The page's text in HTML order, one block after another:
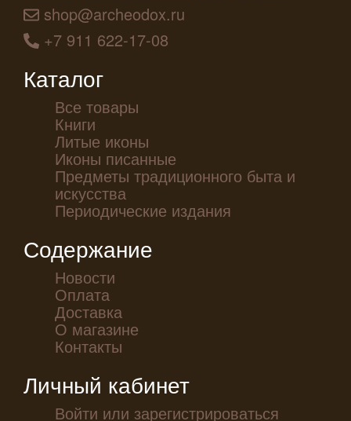
shop@archeodox.ru
+7 911 622-17-08
Каталог
Все товары
Книги
Литые иконы
Иконы писанные
Предметы традиционного быта и
искусства
Периодические издания
Содержание
Новости
Оплата
Доставка
О магазине
Контакты
Личный кабинет
Войти или зарегистрироваться